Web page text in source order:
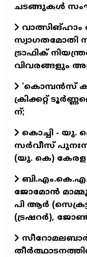
ചടങ്ങുകള്‍
വാത്സിങ്ഹാം
സ്വാഗതമോതി
ട്രാഫിക്
വിവരങ്ങളും
'കൊമ്പന്‍സ്
ക്രിക്കറ്റ്
ന്;
കൊച്ചി - യു.
സര്‍വീസ്
(യു. കെ) കേരള
ജോമോന്‍
പി ആര്‍
(ട്രഷറര്‍),